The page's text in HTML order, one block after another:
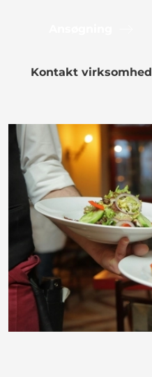
Kontakt virksomhed